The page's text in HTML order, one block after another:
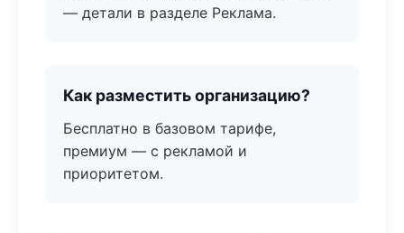
— детали в разделе Реклама.
Как разместить организацию?
Бесплатно в базовом тарифе,
премиум — с рекламой и
приоритетом.